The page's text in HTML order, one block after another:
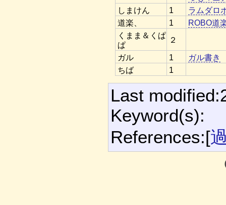
しまけん
1
ラムダロ
道楽、
1
ROBO道
くまま＆くぱ
ぱ
２
ガル 1
ガル書き
ちば
1
Last
Keyword(s):
References:[